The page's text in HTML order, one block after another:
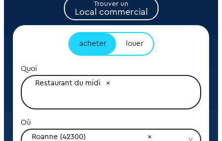
Trouver un
Local commercial
acheter louer
Quoi
Restaurant du midi
Où
Roanne (42300)